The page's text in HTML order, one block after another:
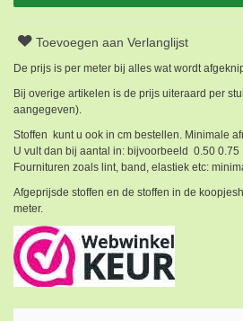
Toevoegen aan Verlanglijst
De prijs is per meter bij alles wat wordt
Bij overige artikelen is de prijs uiteraard per
aangegeven).
Stoffen kunt u ook in cm bestellen. Minimale
U vult dan bij aantal in: bijvoorbeeld 0.50 0.75
Fournituren zoals lint, band, elastiek etc:
Afgeprijsde stoffen en de stoffen in de
meter.